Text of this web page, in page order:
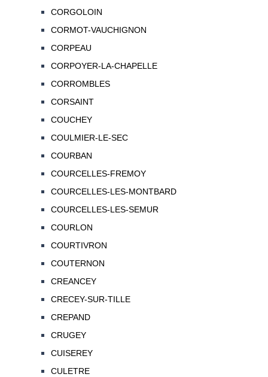
CORGOLOIN
CORMOT-VAUCHIGNON
CORPEAU
CORPOYER-LA-CHAPELLE
CORROMBLES
CORSAINT
COUCHEY
COULMIER-LE-SEC
COURBAN
COURCELLES-FREMOY
COURCELLES-LES-MONTBARD
COURCELLES-LES-SEMUR
COURLON
COURTIVRON
COUTERNON
CREANCEY
CRECEY-SUR-TILLE
CREPAND
CRUGEY
CUISEREY
CULETRE